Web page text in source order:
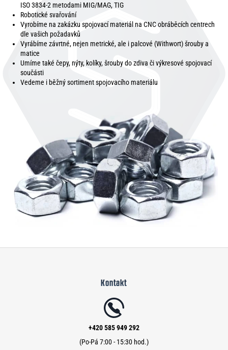
ISO 3834-2 metodami MIG/MAG, TIG
Robotické svařování
Vyrobíme na zakázku spojovací materiál na CNC obráběcích centrech
dle vašich požadavků
Vyrábíme závrtné, nejen metrické, ale i palcové (Withwort) šrouby a
matice
Umíme také čepy, nýty, kolíky, šrouby do zdiva či výkresové spojovací
součásti
Vedeme i běžný sortiment spojovacího materiálu
Kontakt
+420 585 949 292